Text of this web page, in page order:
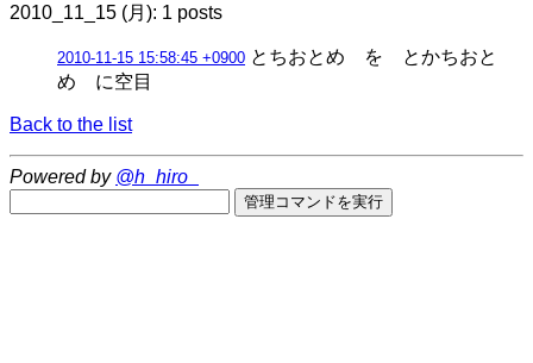
2010_11_15 (月): 1 posts
2010-11-15 15:58:45 +0900 とちおとめ を とかちおと
め に空目
Back to the list
Powered by @h_hiro_